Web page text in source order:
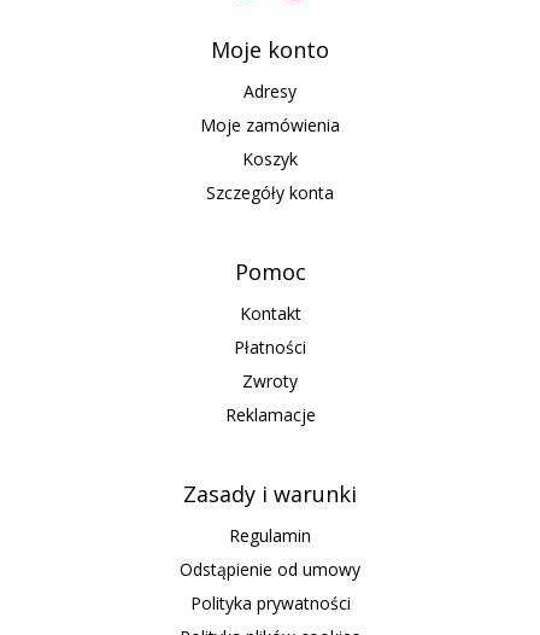
Moje konto
Adresy
Moje zamówienia
Koszyk
Szczegóły konta
Pomoc
Kontakt
Płatności
Zwroty
Reklamacje
Zasady i warunki
Regulamin
Odstąpienie od umowy
Polityka prywatności